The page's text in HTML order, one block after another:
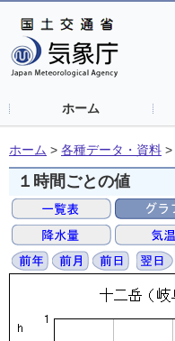
ホーム
ホーム > 各種データ・資料 >
１時間ごとの値